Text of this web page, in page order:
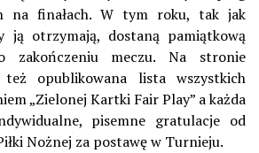
na finałach. W tym roku, tak jak
ją otrzymają, dostaną pamiątkową
zakończeniu meczu. Na stronie
opublikowana lista wszystkich
„Zielonej Kartki Fair Play” a każda
pisemne gratulacje od
Nożnej za postawę w Turnieju.